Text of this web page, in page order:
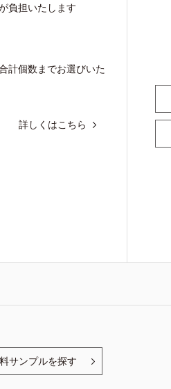
負担いたします
計個数までお選びいた
詳しくはこちら
サンプルを探す